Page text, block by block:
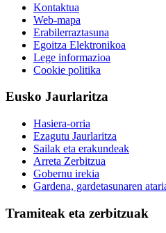
Kontaktua
Web-mapa
Erabilerraztasuna
Egoitza Elektronikoa
Lege informazioa
Cookie politika
Eusko Jaurlaritza
Hasiera-orria
Ezagutu Jaurlaritza
Sailak eta erakundeak
Arreta Zerbitzua
Gobernu irekia
Gardena, gardetasunaren
Tramiteak eta zerbitzuak